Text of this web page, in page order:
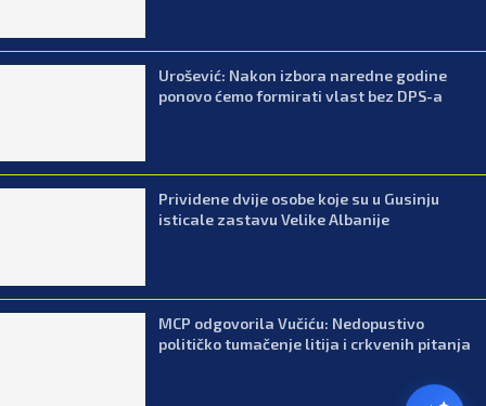
Urošević: Nakon izbora naredne godine
ponovo ćemo formirati vlast bez DPS-a
Prividene dvije osobe koje su u Gusinju
isticale zastavu Velike Albanije
MCP odgovorila Vučiću: Nedopustivo
političko tumačenje litija i crkvenih pitanja